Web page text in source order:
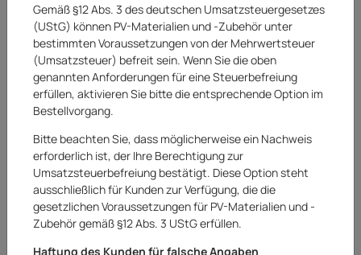
Huawei
Huawei Speicherpaket Batteriespeicher
10kWh LUNA2000 10-S1
Art.Nr.: 20262736AR
4.099,00 €
Gemäß §12 Abs. 3 des deutschen Umsatzsteuergesetzes
(UStG) können PV-Materialien und -Zubehör unter
bestimmten Voraussetzungen von der Mehrwertsteuer
(Umsatzsteuer) befreit sein. Wenn Sie die oben
genannten Anforderungen für eine Steuerbefreiung
erfüllen, aktivieren Sie bitte die entsprechende Option im
Bestellvorgang.
Bitte beachten Sie, dass möglicherweise ein Nachweis
erforderlich ist, der Ihre Berechtigung zur
Umsatzsteuerbefreiung bestätigt. Diese Option steht
ausschließlich für Kunden zur Verfügung, die die
gesetzlichen Voraussetzungen für PV-Materialien und -
Zubehör gemäß §12 Abs. 3 UStG erfüllen.
Haftung des Kunden für falsche Angaben